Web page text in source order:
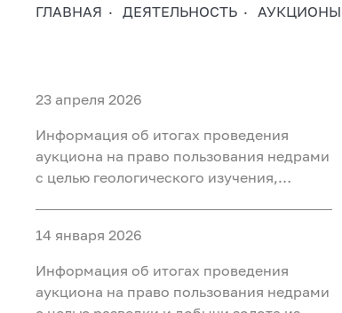
ГЛАВНАЯ ДЕЯТЕЛЬНОСТЬ
23 апреля 2026
Информация об итогах проведения
аукциона на право пользования недрами
с целью геологического изучения,
«Тарховский», расположенного на
территории Ханты-Мансийского района
Ханты-Мансийского автономного округа
- Югры
14 января 2026
Информация об итогах проведения
аукциона на право пользования недрами